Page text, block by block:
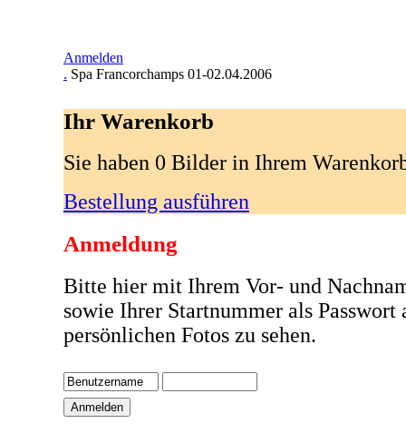
Anmelden
. Spa Francorchamps 01-02.04.2006
Ihr Warenkorb
Sie haben 0 Bilder in Ihrem
Bestellung ausführen
Anmeldung
Bitte hier mit Ihrem Vor- und
sowie Ihrer Startnummer als Passwort
persönlichen Fotos zu sehen.